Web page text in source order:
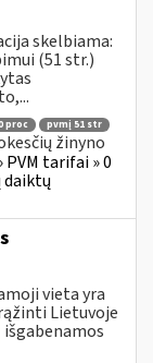
skelbiama:
(51 str.)
proc
pvmį 51 str
žinyno
tarifai » 0
daiktų
vieta yra
Lietuvoje
išgabenamos